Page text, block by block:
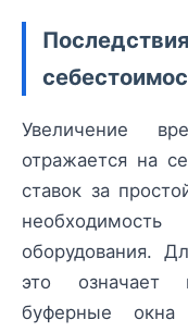
Увеличение
отражается на
ставок за
оборудования.
это означает
буферные